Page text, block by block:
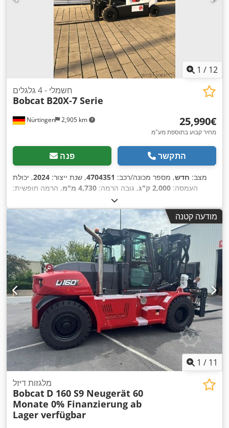
1 / 12
Nürtingen 2,905 km
חשמלי - 4 גלגלים
Bobcat B20X-7 Serie
‏25,990 ‏€
מחיר קבוע בתוספת מע"מ
פנה התקשר
מצב: חדש, מספר מכונה/רכב: 4704351, שנת ייצור: 2024, יכולת
העמסה: 2,000 ק"ג , גובה הרמה: 4,730 מ"מ
, הרמה חופשית:
500 מ"מ
טריפלקס, גובה בנייה:2,230 מ"מ , אורך המזלג:1,200 מ"מ ,
מודעה קטנה
1 / 11
מלגזות דיזל
Bobcat D 160 S9 Neugerät 60
Monate 0% Finanzierung ab
Lager verfügbar